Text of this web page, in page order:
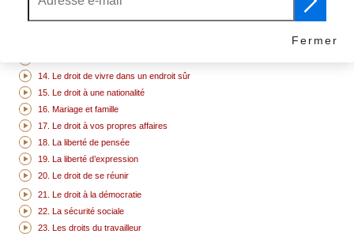
10. Le droit d’être jugé
14. Le droit de vivre dans un endroit sûr
15. Le droit à une nationalité
16. Mariage et famille
17. Le droit à vos propres affaires
18. La liberté de pensée
19. La liberté d’expression
20. Le droit de se réunir
21. Le droit à la démocratie
22. La sécurité sociale
23. Les droits du travailleur
Fermer